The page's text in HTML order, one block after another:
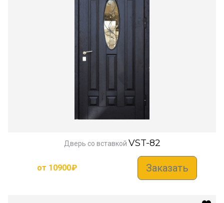
Дверь со вставкой VST-82
от 10900₽ Заказать